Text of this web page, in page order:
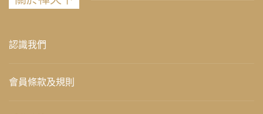
認識我們
會員條款及規則